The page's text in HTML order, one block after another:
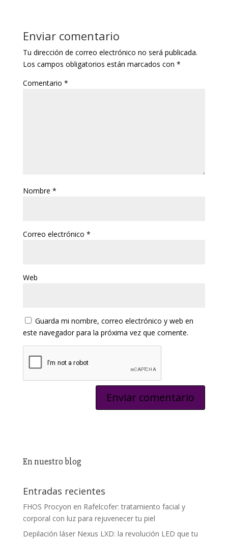
Enviar comentario
Tu dirección de correo electrónico no será publicada.
Los campos obligatorios están marcados con *
Comentario *
Nombre *
Correo electrónico *
Web
Guarda mi nombre, correo electrónico y web en
este navegador para la próxima vez que comente.
En nuestro blog
Entradas recientes
FHOS Procyon en Rafelcofer: tratamiento facial y
corporal con luz para rejuvenecer tu piel
Depilación láser Nexus LXD: la revolución LED que tu